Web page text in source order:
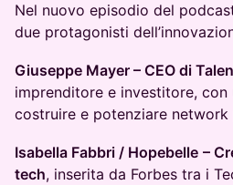
Nel nuovo episodio del
due protagonisti
Giuseppe Mayer – CEO di
imprenditore e investitore, con
costruire e potenziare network
Isabella Fabbri / Hopebelle –
tech, inserita da Forbes tra i